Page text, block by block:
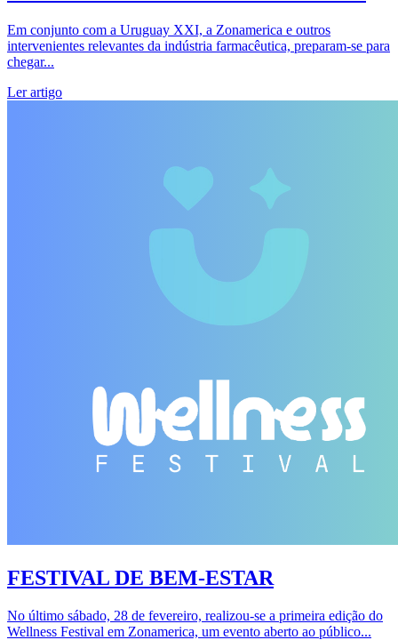
Em conjunto com a Uruguay XXI, a Zonamerica e outros
intervenientes relevantes da indústria farmacêutica, preparam-se para
chegar...
Ler artigo
FESTIVAL DE BEM-ESTAR
No último sábado, 28 de fevereiro, realizou-se a primeira edição do
Wellness Festival em Zonamerica, um evento aberto ao público...